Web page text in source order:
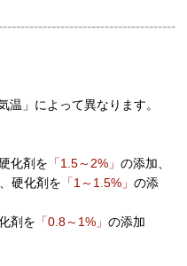
」によって異なります。
化剤を 「1.5～2%」 の添加、
硬化剤を 「1～1.5%」 の添
剤を 「0.8～1%」 の添加